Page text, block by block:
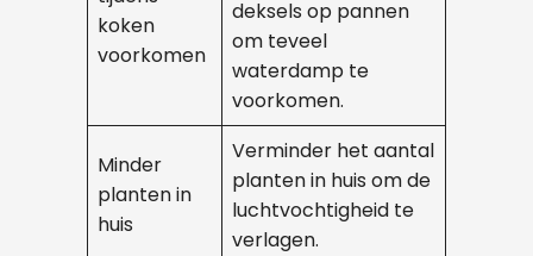
koken
voorkomen
deksels op pannen
om teveel
waterdamp te
voorkomen.
Minder
planten in
huis
Verminder het aantal
planten in huis om de
luchtvochtigheid te
verlagen.